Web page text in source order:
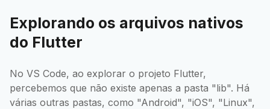
Explorando os arquivos nativos
do Flutter
No VS Code, ao explorar o projeto Flutter,
percebemos que não existe apenas a pasta "lib". Há
várias outras pastas, como "Android", "iOS", "Linux",